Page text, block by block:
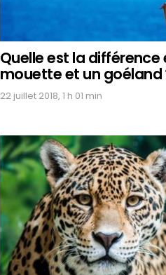
Quelle est la différence
mouette et un goéland
22 juillet 2018, 1 h 01 min